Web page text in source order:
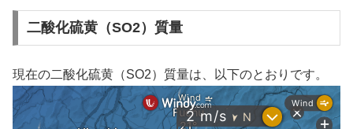
二酸化硫黄（SO2）質量
現在の二酸化硫黄（SO2）質量は、以下のとおりです。